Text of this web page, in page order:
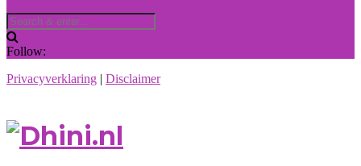
Follow:
Privacyverklaring | Disclaimer